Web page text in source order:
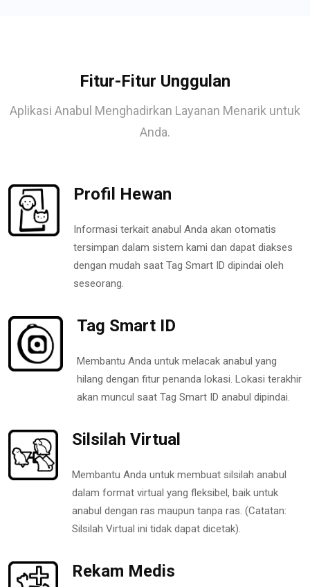
Fitur-Fitur Unggulan
Aplikasi Anabul Menghadirkan Layanan Menarik untuk
Anda.
Profil Hewan
Informasi terkait anabul Anda akan otomatis
tersimpan dalam sistem kami dan dapat diakses
dengan mudah saat Tag Smart ID dipindai oleh
seseorang.
Tag Smart ID
Membantu Anda untuk melacak anabul yang
hilang dengan fitur penanda lokasi. Lokasi terakhir
akan muncul saat Tag Smart ID anabul dipindai.
Silsilah Virtual
Membantu Anda untuk membuat silsilah anabul
dalam format virtual yang fleksibel, baik untuk
anabul dengan ras maupun tanpa ras. (Catatan:
Silsilah Virtual ini tidak dapat dicetak).
Rekam Medis